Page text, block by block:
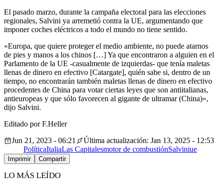
El pasado marzo, durante la campaña electoral para las elecciones
regionales, Salvini ya arremetió contra la UE, argumentando que
imponer coches eléctricos a todo el mundo no tiene sentido.
«Europa, que quiere proteger el medio ambiente, no puede atarnos
de pies y manos a los chinos […] Ya que encontraron a alguien en el
Parlamento de la UE -casualmente de izquierdas- que tenía maletas
llenas de dinero en efectivo [Catargate], quién sabe si, dentro de un
tiempo, no encontrarán también maletas llenas de dinero en efectivo
procedentes de China para votar ciertas leyes que son antiitalianas,
antieuropeas y que sólo favorecen al gigante de ultramar (China)»,
dijo Salvini.
Editado por F.Heller
Jun 21, 2023 - 06:21
Última actualización: Jan 13, 2025 - 12:53
PolíticaItaliaLas Capitalesmotor de combustiónSalviniue
Imprimir Compartir
LO MÁS LEÍDO